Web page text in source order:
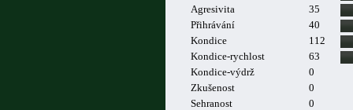
Agresivita
35
Přihrávání
40
Kondice
112
Kondice-rychlost
63
Kondice-výdrž
0
Zkušenost
0
Sehranost
0